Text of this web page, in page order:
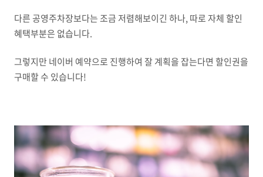
다른 공영주차장보다는 조금 저렴해보이긴 하나, 따로 자체 할인
혜택부분은 없습니다.
그렇지만 네이버 예약으로 진행하여 잘 계획을 잡는다면 할인권을
구매할 수 있습니다!